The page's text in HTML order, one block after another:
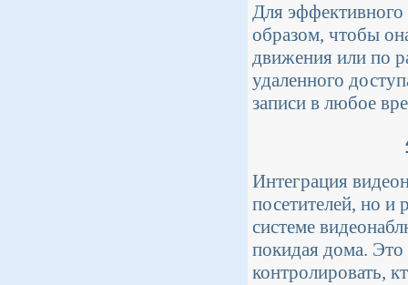
Для эффективного
образом, чтобы
движения или по
удаленного
записи в любое
Интеграция
посетителей, но и
системе
покидая дома. Это
контролировать,